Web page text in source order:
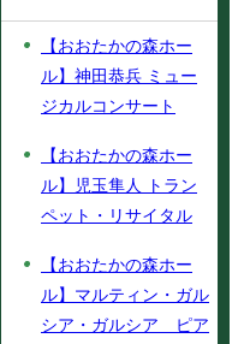
【おおたかの森ホー
ル】神田恭兵 ミュー
ジカルコンサート
【おおたかの森ホー
ル】児玉隼人 トラン
ペット・リサイタル
【おおたかの森ホー
ル】マルティン・ガル
シア・ガルシア ピア